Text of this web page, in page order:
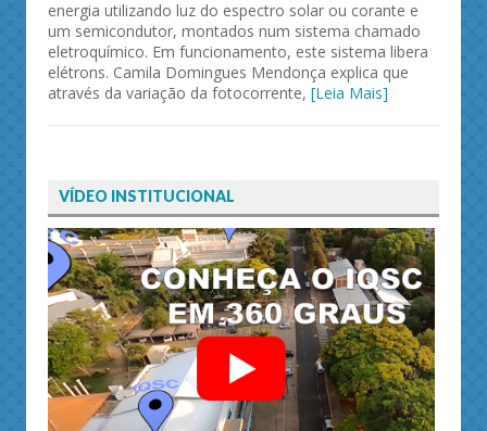
energia utilizando luz do espectro solar ou corante e
um semicondutor, montados num sistema chamado
eletroquímico. Em funcionamento, este sistema libera
elétrons. Camila Domingues Mendonça explica que
através da variação da fotocorrente, [Leia Mais]
VÍDEO INSTITUCIONAL